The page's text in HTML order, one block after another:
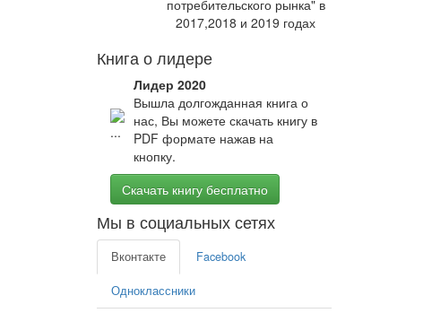
потребительского рынка" в
2017,2018 и 2019 годах
Книга о лидере
Лидер 2020
Вышла долгожданная книга о
нас, Вы можете скачать книгу в
PDF формате нажав на
кнопку.
Скачать книгу бесплатно
Мы в социальных сетях
Вконтакте Facebook
Одноклассники